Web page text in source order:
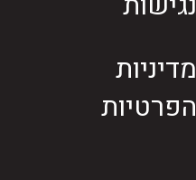
מדיניות
הפרטיות